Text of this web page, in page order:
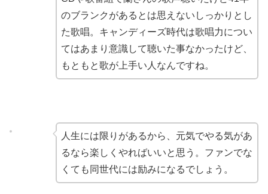
のブランクがあるとは思えないしっかりとし
た歌唱。キャンディーズ時代は歌唱力につい
てはあまり意識して聴いた事なかったけど、
もともと歌が上手い人なんですね。
人生には限りがあるから、元気でやる気があ
るなら楽しくやればいいと思う。ファンでな
くても同世代には励みになるでしょう。